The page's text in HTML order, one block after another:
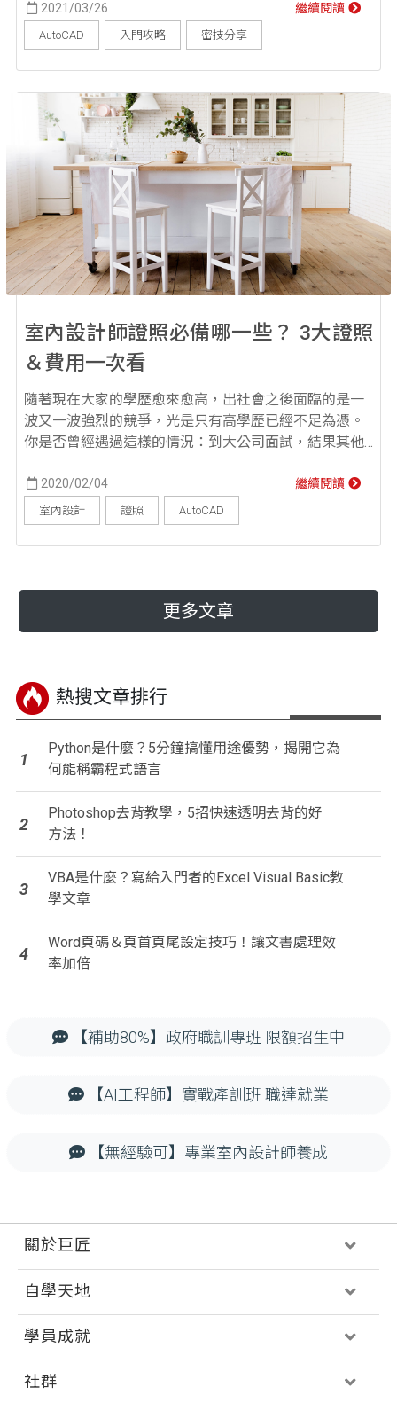
好的相容性，大部分的繪圖軟體都可以導入AutoCad文
件，在業界也可以算是基本配備。 那麼AutoCAD教學該
從哪裡開始呢？AutoCAD的操作與介面和其他工業設計
軟體比起相對容易...
2021/03/26 繼續閱讀
AutoCAD 入門攻略 密技分享
室內設計師證照必備哪一些？ 3大證照
＆費用一次看
隨著現在大家的學歷愈來愈高，出社會之後面臨的是一
波又一波強烈的競爭，光是只有高學歷已經不足為憑。
你是否曾經遇過這樣的情況：到大公司面試，結果其他
出畢業證書，完全比不過人家？其實並不是每種行業都
需要有證照，但很多比較需要特殊技術或能力證明的工
作，例如：室內設計師、室內設計/建築繪圖等，如果你
擁有證照或是作品集，面試主管就能夠藉由這些輔佐項
2020/02/04 繼續閱讀
室內設計 證照 AutoCAD
更多文章
熱搜文章排行
1
Python是什麼？5分鐘搞懂用途優勢，揭開它為
何能稱霸程式語言
2
Photoshop去背教學，5招快速透明去背的好
方法！
3
VBA是什麼？寫給入門者的Excel Visual Basic教
學文章
4
Word頁碼＆頁首頁尾設定技巧！讓文書處理效
率加倍
【補助80%】政府職訓專班 限額招生中
【AI工程師】實戰產訓班 職達就業
【無經驗可】專業室內設計師養成
關於巨匠
自學天地
學員成就
社群